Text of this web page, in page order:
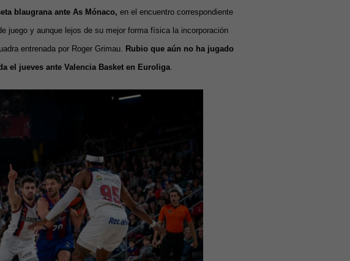
blaugrana ante As Mónaco, en el encuentro correspondiente
juego y aunque lejos de su mejor forma física la incorporación
entrenada por Roger Grimau. Rubio que aún no ha jugado
el jueves ante Valencia Basket en Euroliga.